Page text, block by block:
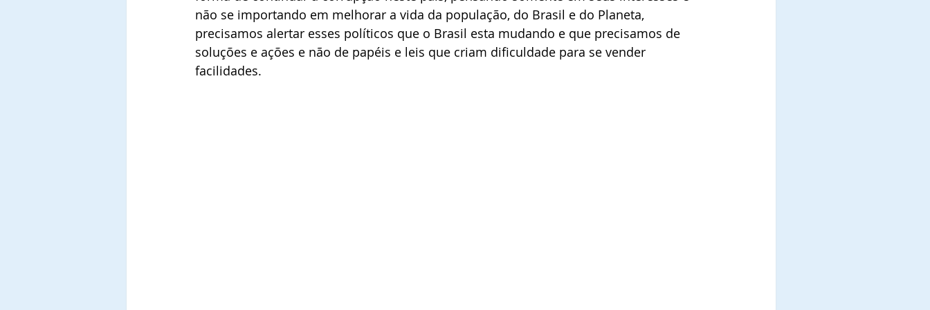
não se importando em melhorar a vida da população, do Brasil e do Planeta,
precisamos alertar esses políticos que o Brasil esta mudando e que precisamos de
soluções e ações e não de papéis e leis que criam dificuldade para se vender
facilidades.